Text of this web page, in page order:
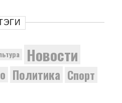
Новости
Политика Спорт